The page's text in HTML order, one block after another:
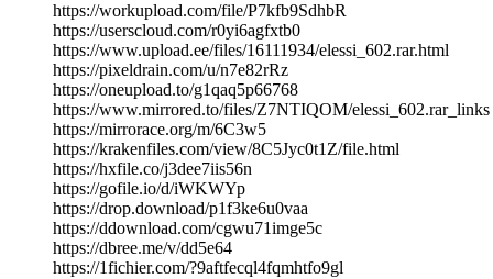
https://workupload.com/file/P7kfb9SdhbR
https://userscloud.com/r0yi6agfxtb0
https://www.upload.ee/files/16111934/elessi_602.rar.html
https://pixeldrain.com/u/n7e82rRz
https://oneupload.to/g1qaq5p66768
https://www.mirrored.to/files/Z7NTIQOM/elessi_602.rar_links
https://mirrorace.org/m/6C3w5
https://krakenfiles.com/view/8C5Jyc0t1Z/file.html
https://hxfile.co/j3dee7iis56n
https://gofile.io/d/iWKWYp
https://drop.download/p1f3ke6u0vaa
https://ddownload.com/cgwu71imge5c
https://dbree.me/v/dd5e64
https://1fichier.com/?9aftfecql4fqmhtfo9gl